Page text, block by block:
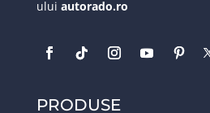
ului autorado.ro
PRODUSE